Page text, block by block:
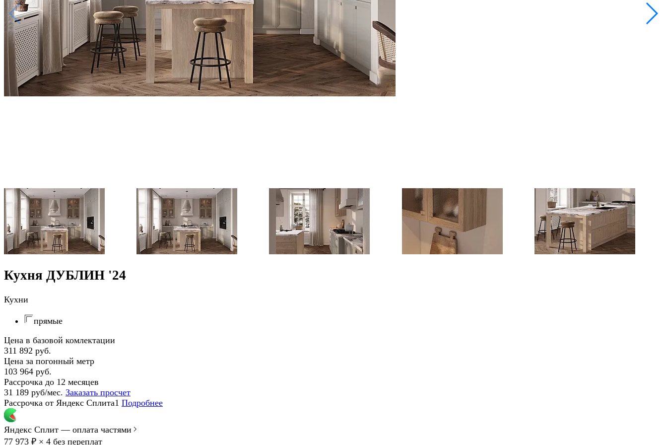
Кухня ДУБЛИН '24
Кухни
прямые
Цена в базовой комлектации
311 892 руб.
Цена за погонный метр
103 964 руб.
Рассрочка до 12 месяцев
31 189 руб/мес. Заказать просчет
Рассрочка от Яндекс Сплита1 Подробнее
Яндекс Сплит — оплата частями
77 973 ₽ × 4 без переплат